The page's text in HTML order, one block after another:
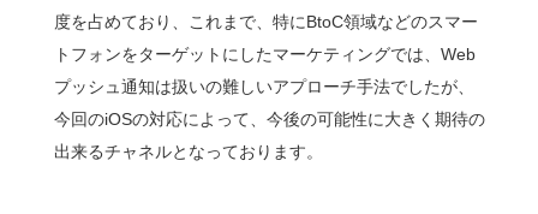
度を占めており、これまで、特にBtoC領域などのスマー
トフォンをターゲットにしたマーケティングでは、Web
プッシュ通知は扱いの難しいアプローチ手法でしたが、
今回のiOSの対応によって、今後の可能性に大きく期待の
出来るチャネルとなっております。